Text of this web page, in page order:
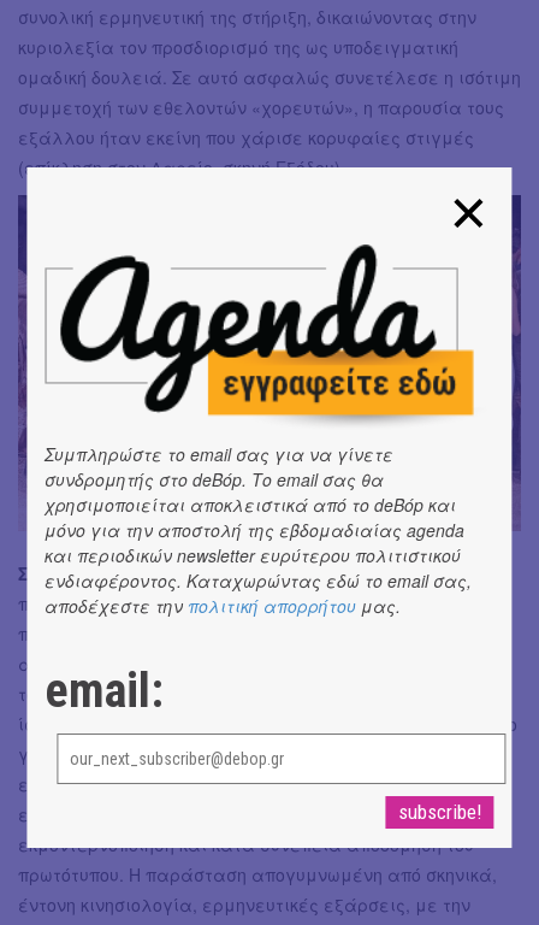
συνολική ερμηνευτική της στήριξη, δικαιώνοντας στην
κυριολεξία τον προσδιορισμό της ως υποδειγματική
ομαδική δουλειά. Σε αυτό ασφαλώς συνετέλεσε η ισότιμη
συμμετοχή των εθελοντών «χορευτών», η παρουσία τους
εξάλλου ήταν εκείνη που χάρισε κορυφαίες στιγμές
(επίκληση στον Δαρείο, σκηνή Εξόδου).
Σύνολο:Πρόκειται για μια παράσταση-ουσιαστική
πρόταση στην ανάγνωση της αισχύλειας τραγωδίας. Αν
πριν τρία χρόνια μιλούσαμε για τις
αριστοφανικές
τους στα νέου τύπου ανεβάσματα αρχαίας κωμωδίας,
ίσως τώρα, μπορούμε, πέρα των άλλων, να κάνουμε λόγο
για τη συμβολική θέση αυτών των
εκσυγχρονισμένες αναγνώσεις, υψηλού αισθητικού
επιπέδου και γενικότερα καλλιτεχνικής απόδοσης, χωρίς
εκμοντερνοποίηση και κατά συνέπεια αποδόμηση του
πρωτότυπου. Η παράσταση απογυμνωμένη από σκηνικά,
έντονη κινησιολογία, ερμηνευτικές εξάρσεις, με την
Συμπληρώστε το email σας για να γίνετε
συνδρομητής στο deBόp. Το email σας θα
χρησιμοποιείται αποκλειστικά από το deBόp και
μόνο για την αποστολή της εβδομαδιαίας agenda
και περιοδικών newsletter ευρύτερου πολιτιστικού
ενδιαφέροντος. Καταχωρώντας εδώ το email σας,
αποδέχεστε την πολιτική απορρήτου μας.
email: